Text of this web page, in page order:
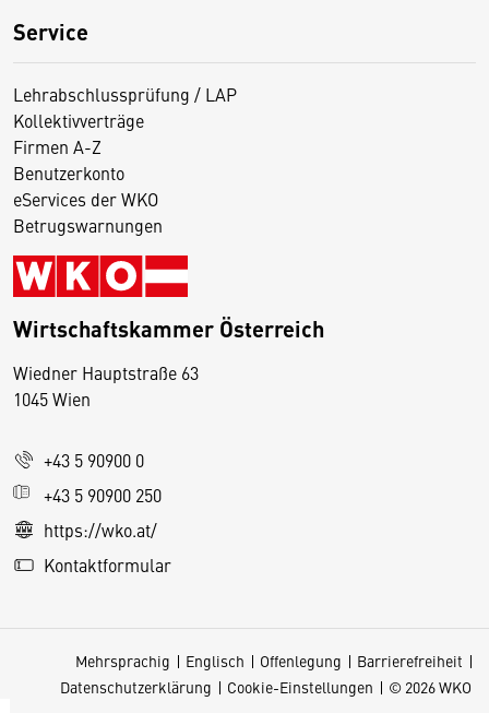
Service
Lehrabschlussprüfung / LAP
Kollektivverträge
Firmen A-Z
Benutzerkonto
eServices der WKO
Betrugswarnungen
Wirtschaftskammer Österreich
Wiedner Hauptstraße 63
1045 Wien
+43 5 90900 0
+43 5 90900 250
https://wko.at/
Kontaktformular
Mehrsprachig Englisch Offenlegung
Barrierefreiheit
Datenschutzerklärung
Cookie-Einstellungen © 2026 WKO
D
s
e
S
e